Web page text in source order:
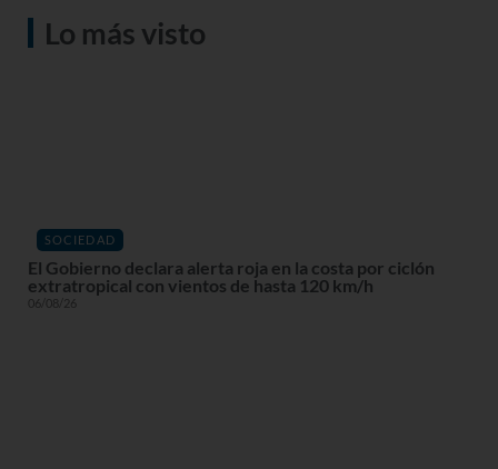
Lo más visto
SOCIEDAD
El Gobierno declara alerta roja en la costa por ciclón
extratropical con vientos de hasta 120 km/h
06/08/26